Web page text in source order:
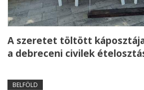
A szeretet töltött
a debreceni civilek
BELFÖLD